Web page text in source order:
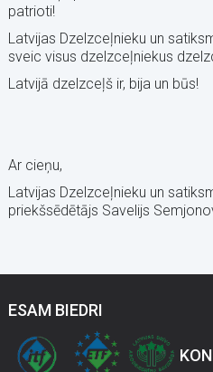
patrioti!
Latvijas Dzelzceļnieku un
sveic visus dzelzceļniekus
Latvijā dzelzceļš ir, bija un būs!
Ar cieņu,
Latvijas Dzelzceļnieku un
priekšsēdētājs Savelijs
ESAM BIEDRI